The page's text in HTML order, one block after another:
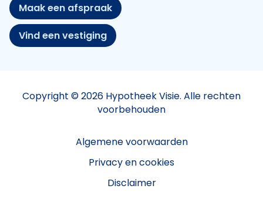
Maak een afspraak
Vind een vestiging
Copyright © 2026 Hypotheek Visie. Alle rechten
voorbehouden
Algemene voorwaarden
Privacy en cookies
Disclaimer